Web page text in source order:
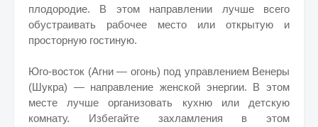
плодородие. В этом направлении лучше всего
обустраивать рабочее место или открытую и
просторную гостиную.
Юго-восток (Агни — огонь) под управлением Венеры
(Шукра) — направление женской энергии. В этом
месте лучше организовать кухню или детскую
комнату. Избегайте захламления в этом